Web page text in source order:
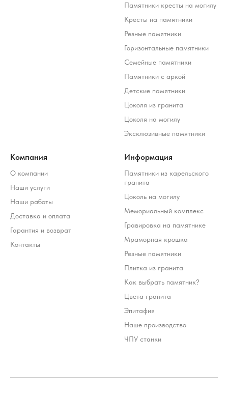
Памятники кресты на могилу
Кресты на памятники
Резные памятники
Горизонтальные памятники
Семейные памятники
Памятники с аркой
Детские памятники
Цоколя из гранита
Цоколя на могилу
Эксклюзивные памятники
Компания
О компании
Наши услуги
Наши работы
Доставка и оплата
Гарантия и возврат
Контакты
Информация
Памятники из карельского
гранита
Цоколь на могилу
Мемориальный комплекс
Гравировка на памятнике
Мраморная крошка
Резные памятники
Плитка из гранита
Как выбрать памятник?
Цвета гранита
Эпитафия
Наше производство
ЧПУ станки